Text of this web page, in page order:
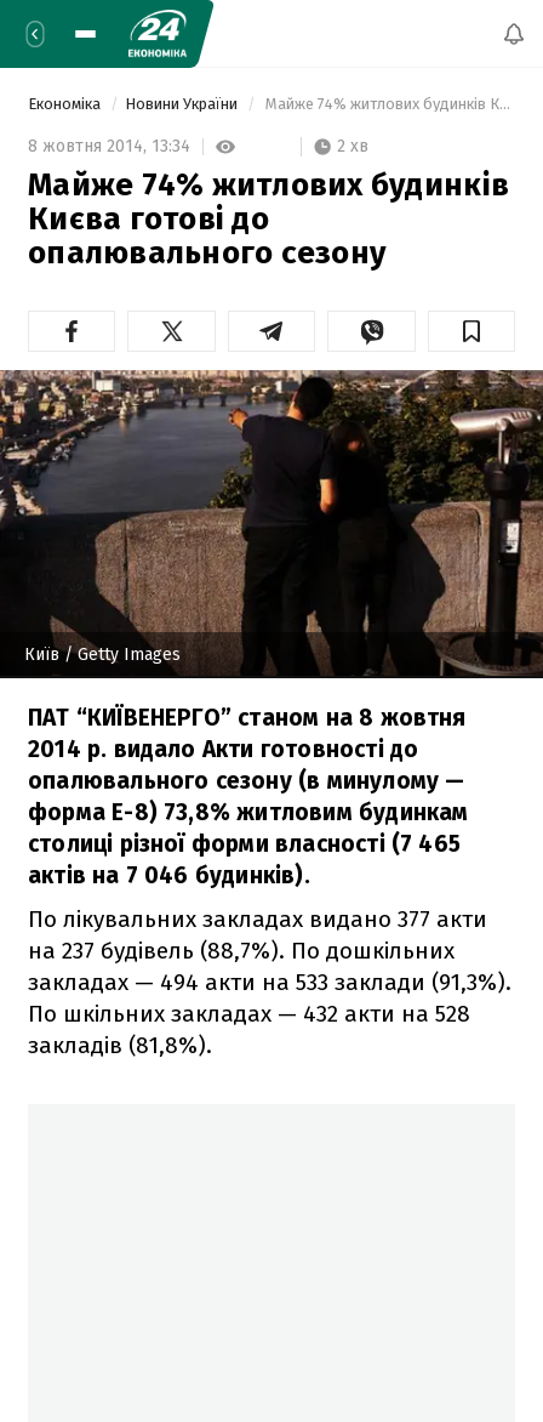
Економіка Новини України Майже 74% житлових будинків Києва готові до опалювального сезону
8 жовтня 2014, 13:34 2 хв
Майже 74% житлових будинків
Києва готові до
опалювального сезону
Київ/ Getty Images
ПАТ “КИЇВЕНЕРГО” станом на 8 жовтня
2014 р. видало Акти готовності до
опалювального сезону (в минулому —
форма Е-8) 73,8% житловим будинкам
столиці різної форми власності (7 465
актів на 7 046 будинків).
По лікувальних закладах видано 377 акти
на 237 будівель (88,7%). По дошкільних
закладах — 494 акти на 533 заклади (91,3%).
По шкільних закладах — 432 акти на 528
закладів (81,8%).